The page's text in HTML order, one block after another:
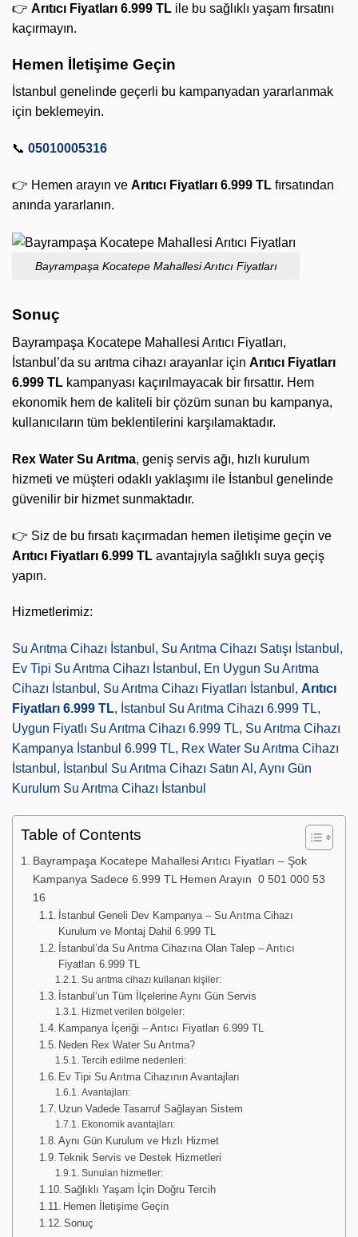
👉 Arıtıcı Fiyatları 6.999 TL ile bu sağlıklı yaşam fırsatını
kaçırmayın.
Hemen İletişime Geçin
İstanbul genelinde geçerli bu kampanyadan yararlanmak
için beklemeyin.
📞 05010005316
👉 Hemen arayın ve Arıtıcı Fiyatları 6.999 TL fırsatından
anında yararlanın.
Bayrampaşa Kocatepe Mahallesi Arıtıcı Fiyatları
Sonuç
Bayrampaşa Kocatepe Mahallesi Arıtıcı Fiyatları,
İstanbul’da su arıtma cihazı arayanlar için Arıtıcı Fiyatları
6.999 TL kampanyası kaçırılmayacak bir fırsattır. Hem
ekonomik hem de kaliteli bir çözüm sunan bu kampanya,
kullanıcıların tüm beklentilerini karşılamaktadır.
Rex Water Su Arıtma, geniş servis ağı, hızlı kurulum
hizmeti ve müşteri odaklı yaklaşımı ile İstanbul genelinde
güvenilir bir hizmet sunmaktadır.
👉 Siz de bu fırsatı kaçırmadan hemen iletişime geçin ve
Arıtıcı Fiyatları 6.999 TL avantajıyla sağlıklı suya geçiş
yapın.
Hizmetlerimiz:
Su Arıtma Cihazı İstanbul, Su Arıtma Cihazı Satışı İstanbul,
Ev Tipi Su Arıtma Cihazı İstanbul, En Uygun Su Arıtma
Cihazı İstanbul, Su Arıtma Cihazı Fiyatları İstanbul, Arıtıcı
Fiyatları 6.999 TL, İstanbul Su Arıtma Cihazı 6.999 TL,
Uygun Fiyatlı Su Arıtma Cihazı 6.999 TL, Su Arıtma Cihazı
Kampanya İstanbul 6.999 TL, Rex Water Su Arıtma Cihazı
İstanbul, İstanbul Su Arıtma Cihazı Satın Al, Aynı Gün
Kurulum Su Arıtma Cihazı İstanbul
Table of Contents
Bayrampaşa Kocatepe Mahallesi Arıtıcı Fiyatları – Şok
Kampanya Sadece 6.999 TL Hemen Arayın 0 501 000 53
16
İstanbul Geneli Dev Kampanya – Su Arıtma Cihazı
Kurulum ve Montaj Dahil 6.999 TL
İstanbul’da Su Arıtma Cihazına Olan Talep – Arıtıcı
Fiyatları 6.999 TL
Su arıtma cihazı kullanan kişiler:
İstanbul’un Tüm İlçelerine Aynı Gün Servis
Hizmet verilen bölgeler:
Kampanya İçeriği – Arıtıcı Fiyatları 6.999 TL
Neden Rex Water Su Arıtma?
Tercih edilme nedenleri:
Ev Tipi Su Arıtma Cihazının Avantajları
Avantajları:
Uzun Vadede Tasarruf Sağlayan Sistem
Ekonomik avantajları:
Aynı Gün Kurulum ve Hızlı Hizmet
Teknik Servis ve Destek Hizmetleri
Sunulan hizmetler:
Sağlıklı Yaşam İçin Doğru Tercih
Hemen İletişime Geçin
Sonuç